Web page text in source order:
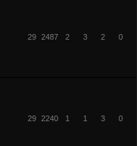
29 2487 2 3 2 0
29 2240 1 1 3 0